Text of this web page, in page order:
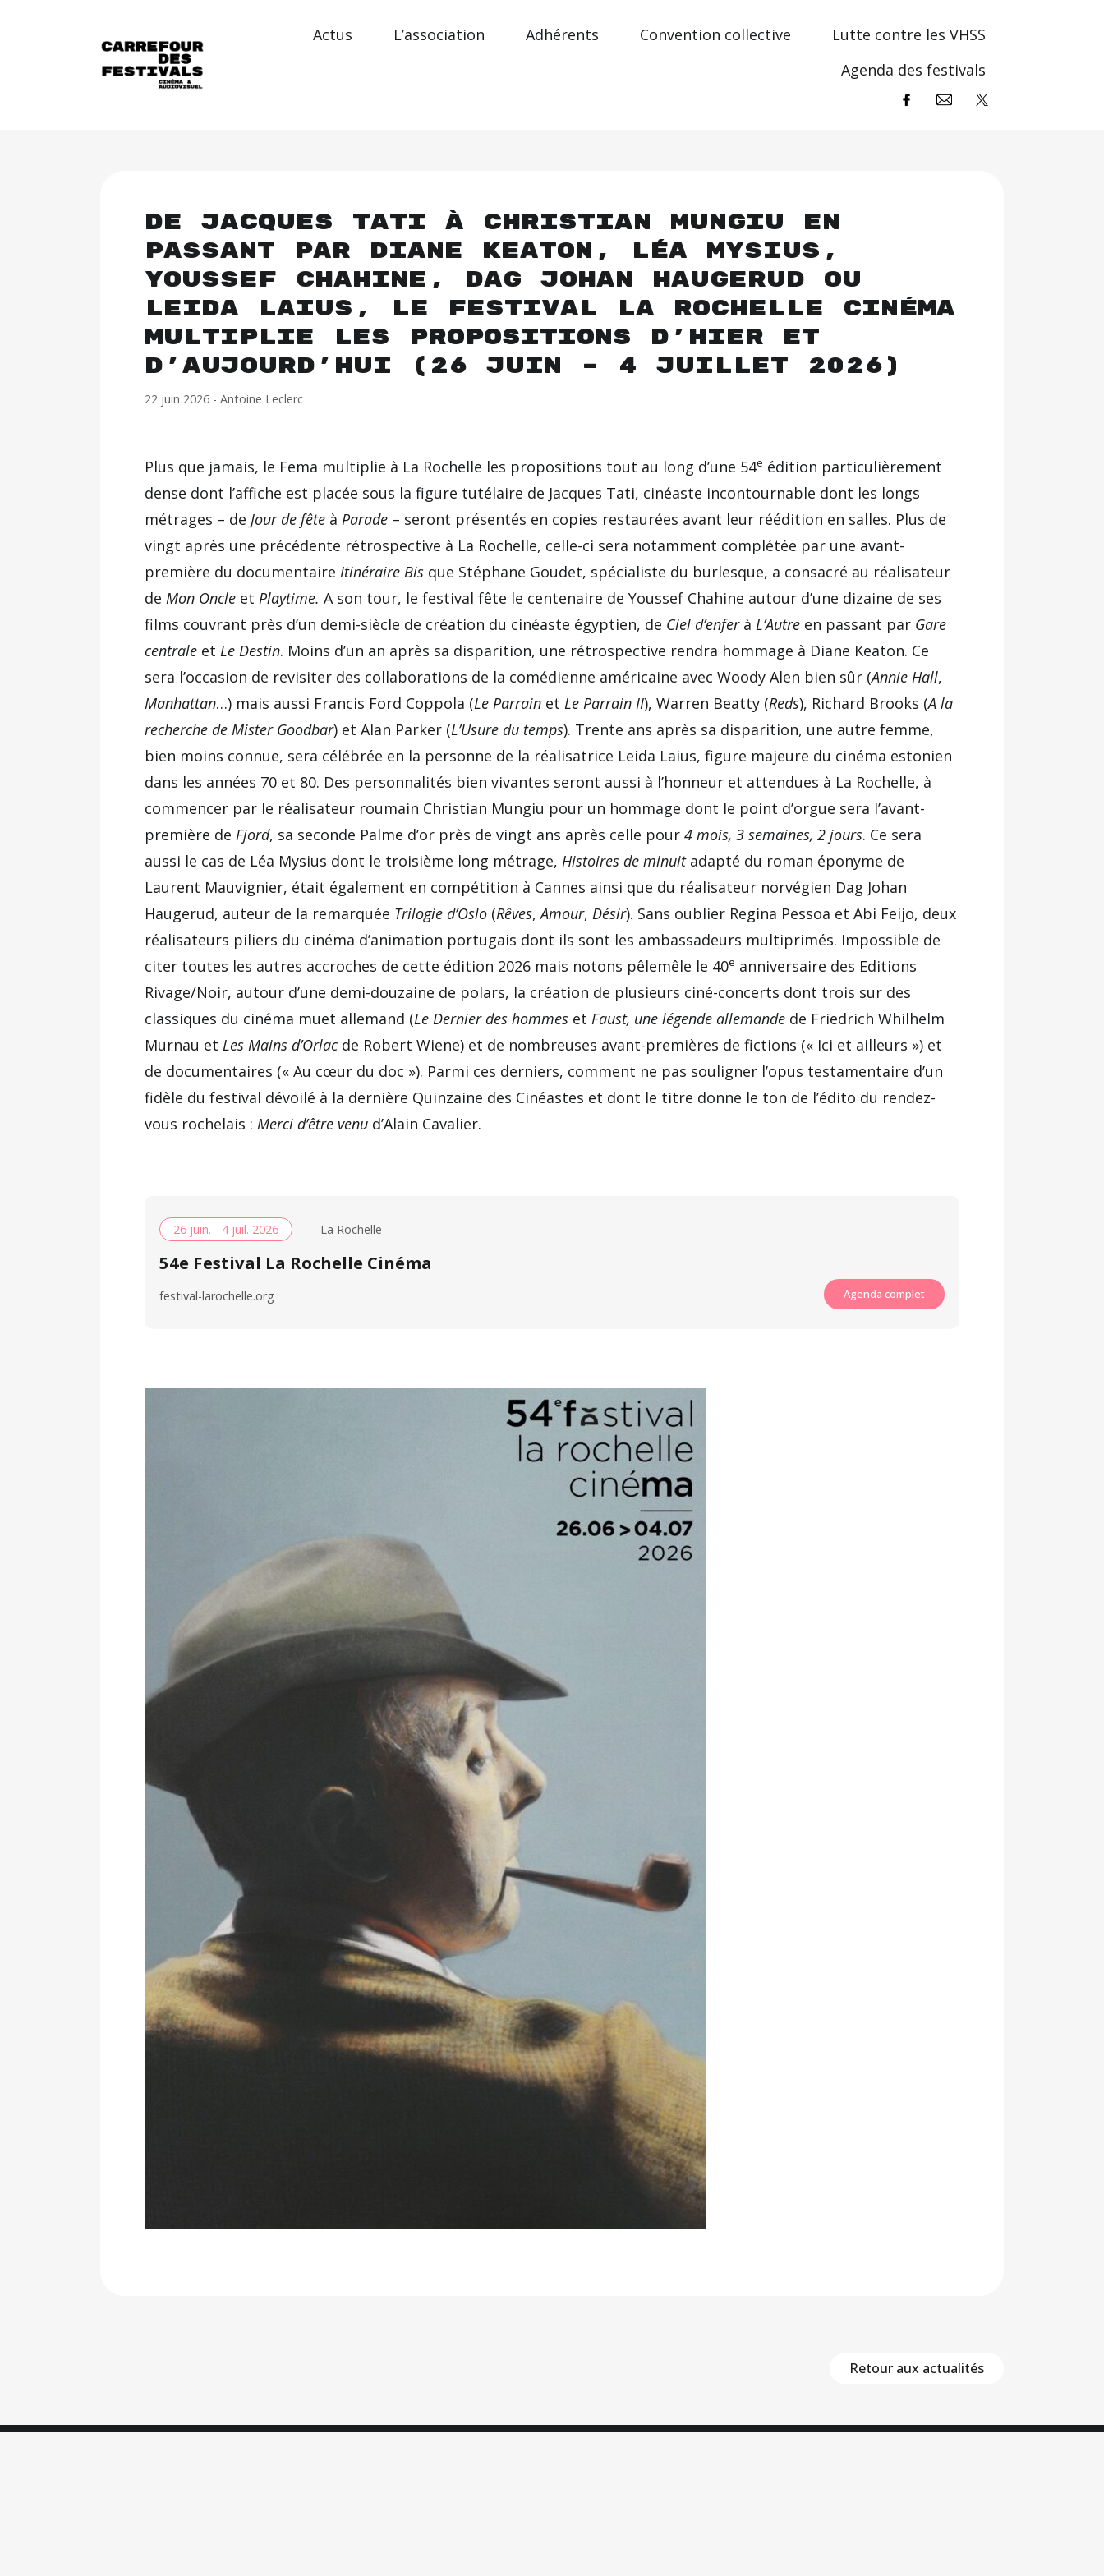
Actus L’association Adhérents Convention collective
Lutte contre les VHSS
Agenda des festivals
De Jacques Tati à Christian Mungiu en
passant par Diane Keaton, Léa Mysius,
Youssef Chahine, Dag Johan Haugerud ou
Leida Laius, le Festival La Rochelle Cinéma
multiplie les propositions d’hier et
d’aujourd’hui (26 juin – 4 juillet 2026)
22 juin 2026 - Antoine Leclerc
Plus que jamais, le Fema multiplie à La Rochelle les propositions tout au long d’une 54e édition particulièrement
dense dont l’affiche est placée sous la figure tutélaire de Jacques Tati, cinéaste incontournable dont les longs
métrages – de Jour de fête à Parade – seront présentés en copies restaurées avant leur réédition en salles. Plus de
vingt après une précédente rétrospective à La Rochelle, celle-ci sera notamment complétée par une avant-
première du documentaire Itinéraire Bis que Stéphane Goudet, spécialiste du burlesque, a consacré au réalisateur
de Mon Oncle et Playtime. A son tour, le festival fête le centenaire de Youssef Chahine autour d’une dizaine de ses
films couvrant près d’un demi-siècle de création du cinéaste égyptien, de Ciel d’enferà L’Autre en passant par Gare
centrale et Le Destin. Moins d’un an après sa disparition, une rétrospective rendra hommage à Diane Keaton. Ce
sera l’occasion de revisiter des collaborations de la comédienne américaine avec Woody Alen bien sûr (Annie Hall,
Manhattan…) mais aussi Francis Ford Coppola (Le Parrain et Le Parrain II), Warren Beatty (Reds), Richard Brooks (A la
recherche de Mister Goodbar) et Alan Parker (L’Usure du temps). Trente ans après sa disparition, une autre femme,
bien moins connue, sera célébrée en la personne de la réalisatrice Leida Laius, figure majeure du cinéma estonien
dans les années 70 et 80. Des personnalités bien vivantes seront aussi à l’honneur et attendues à La Rochelle, à
commencer par le réalisateur roumain Christian Mungiu pour un hommage dont le point d’orgue sera l’avant-
première de Fjord, sa seconde Palme d’or près de vingt ans après celle pour 4 mois, 3 semaines, 2 jours. Ce sera
aussi le cas de Léa Mysius dont le troisième long métrage, Histoires de minuitadapté du roman éponyme de
Laurent Mauvignier, était également en compétition à Cannes ainsi que du réalisateur norvégien Dag Johan
Haugerud, auteur de la remarquée Trilogie d’Oslo (Rêves,Amour, Désir). Sans oublier Regina Pessoa et Abi Feijo, deux
réalisateurs piliers du cinéma d’animation portugais dont ils sont les ambassadeurs multiprimés. Impossible de
citer toutes les autres accroches de cette édition 2026 mais notons pêlemêle le 40e anniversaire des Editions
Rivage/Noir, autour d’une demi-douzaine de polars, la création de plusieurs ciné-concerts dont trois sur des
classiques du cinéma muet allemand (Le Dernier des hommes et Faust, une légende allemande de Friedrich Whilhelm
Murnau et Les Mains d’Orlacde Robert Wiene) et de nombreuses avant-premières de fictions (« Ici et ailleurs ») et
de documentaires (« Au cœur du doc »). Parmi ces derniers, comment ne pas souligner l’opus testamentaire d’un
fidèle du festival dévoilé à la dernière Quinzaine des Cinéastes et dont le titre donne le ton de l’édito du rendez-
vous rochelais : Merci d’être venu d’Alain Cavalier.
26 juin. - 4 juil. 2026 La Rochelle
54e Festival La Rochelle Cinéma
Agenda complet
festival-larochelle.org
Retour aux actualités